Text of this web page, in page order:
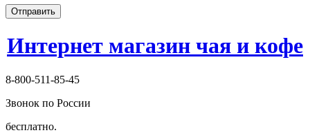
Отправить
Интернет магазин чая и кофе
8-800-511-85-45
Звонок по России
бесплатно.